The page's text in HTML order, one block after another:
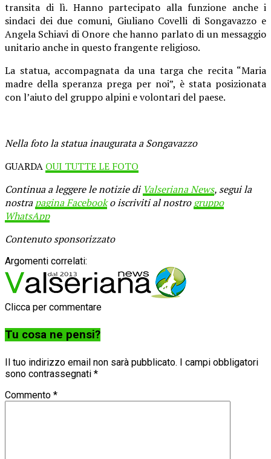
transita di lì. Hanno partecipato alla funzione anche i
sindaci dei due comuni, Giuliano Covelli di Songavazzo e
Angela Schiavi di Onore che hanno parlato di un messaggio
unitario anche in questo frangente religioso.
La statua, accompagnata da una targa che recita “Maria
madre della speranza prega per noi”, è stata posizionata
con l’aiuto del gruppo alpini e volontari del paese.
Nella foto la statua inaugurata a Songavazzo
GUARDA QUI TUTTE LE FOTO
Continua a leggere le notizie di Valseriana News, segui la
nostrapagina Facebooko iscriviti al nostrogruppo
WhatsApp
Contenuto sponsorizzato
Argomenti correlati:
Clicca per commentare
Tu cosa ne pensi?
Il tuo indirizzo email non sarà pubblicato. I campi obbligatori
sono contrassegnati *
Commento *